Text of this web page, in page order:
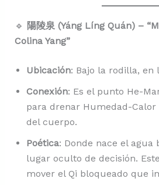
🔹 陽陵泉 (Yáng Líng Quán) –
Colina Yang”
Ubicación: Bajo la rodilla, en
Conexión: Es el punto He-
para drenar Humedad-
del cuerpo.
Poética: Donde nace el agua
lugar oculto de decisión.
mover el Qi bloqueado que